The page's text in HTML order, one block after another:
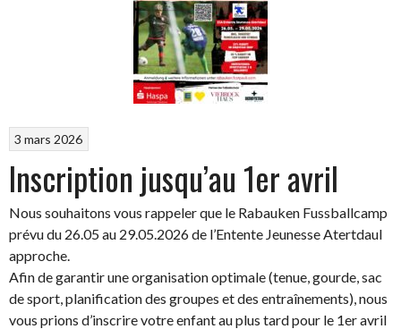
3 mars 2026
Inscription jusqu’au 1er avril
Nous souhaitons vous rappeler que le Rabauken Fussballcamp
prévu du 26.05 au 29.05.2026 de l’Entente Jeunesse Atertdaul
approche.
Afin de garantir une organisation optimale (tenue, gourde, sac
de sport, planification des groupes et des entraînements), nous
vous prions d’inscrire votre enfant au plus tard pour le 1er avril